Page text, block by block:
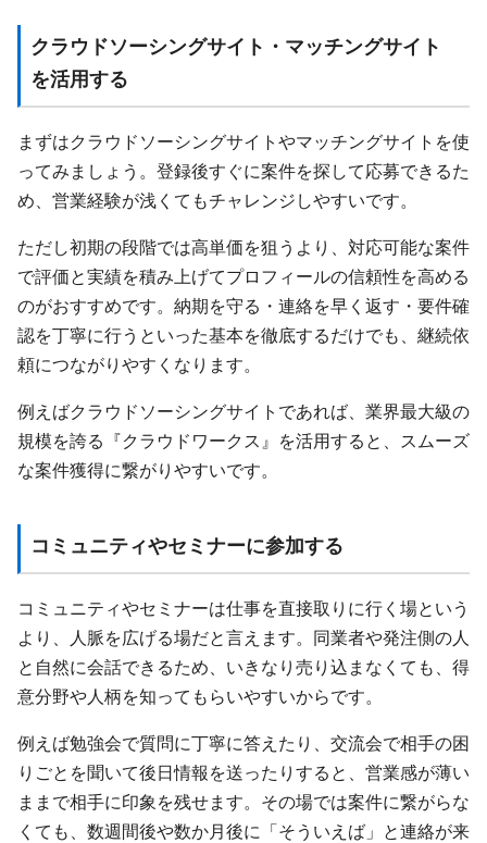
クラウドソーシングサイト・マッチングサイト
を活用する
まずはクラウドソーシングサイトやマッチングサイトを使
ってみましょう。登録後すぐに案件を探して応募できるた
め、営業経験が浅くてもチャレンジしやすいです。
ただし初期の段階では高単価を狙うより、対応可能な案件
で評価と実績を積み上げてプロフィールの信頼性を高める
のがおすすめです。納期を守る・連絡を早く返す・要件確
認を丁寧に行うといった基本を徹底するだけでも、継続依
頼につながりやすくなります。
例えばクラウドソーシングサイトであれば、業界最大級の
規模を誇る『クラウドワークス』を活用すると、スムーズ
な案件獲得に繋がりやすいです。
コミュニティやセミナーに参加する
コミュニティやセミナーは仕事を直接取りに行く場という
より、人脈を広げる場だと言えます。同業者や発注側の人
と自然に会話できるため、いきなり売り込まなくても、得
意分野や人柄を知ってもらいやすいからです。
例えば勉強会で質問に丁寧に答えたり、交流会で相手の困
りごとを聞いて後日情報を送ったりすると、営業感が薄い
ままで相手に印象を残せます。その場では案件に繋がらな
くても、数週間後や数か月後に「そういえば」と連絡が来